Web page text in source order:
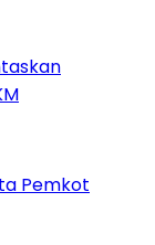
Pemkot